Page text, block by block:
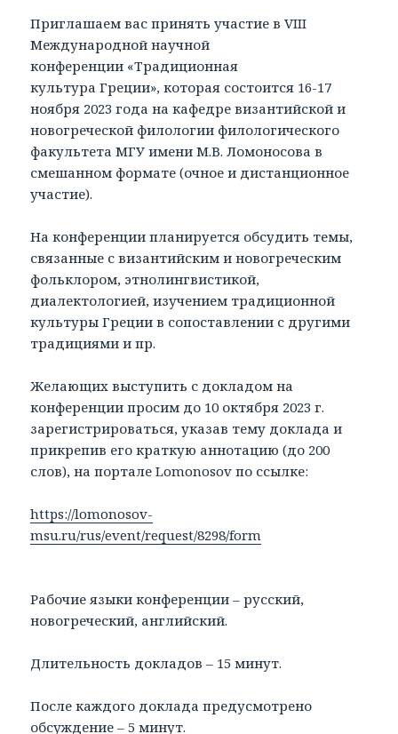
Приглашаем вас принять участие в VIII
Международной научной
конференции «Традиционная
культура Греции», которая состоится 16-17
ноября 2023 года на кафедре византийской и
новогреческой филологии филологического
факультета МГУ имени М.В. Ломоносова в
смешанном формате (очное и дистанционное
участие).
На конференции планируется обсудить темы,
связанные с византийским и новогреческим
фольклором, этнолингвистикой,
диалектологией, изучением традиционной
культуры Греции в сопоставлении с другими
традициями и пр.
Желающих выступить с докладом на
конференции просим до 10 октября 2023 г.
зарегистрироваться, указав тему доклада и
прикрепив его краткую аннотацию (до 200
слов), на портале Lomonosov по ссылке:
https://lomonosov-
msu.ru/rus/event/request/8298/form
Рабочие языки конференции – русский,
новогреческий, английский.
Длительность докладов – 15 минут.
После каждого доклада предусмотрено
обсуждение – 5 минут.